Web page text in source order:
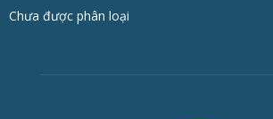
Chưa được phân loại